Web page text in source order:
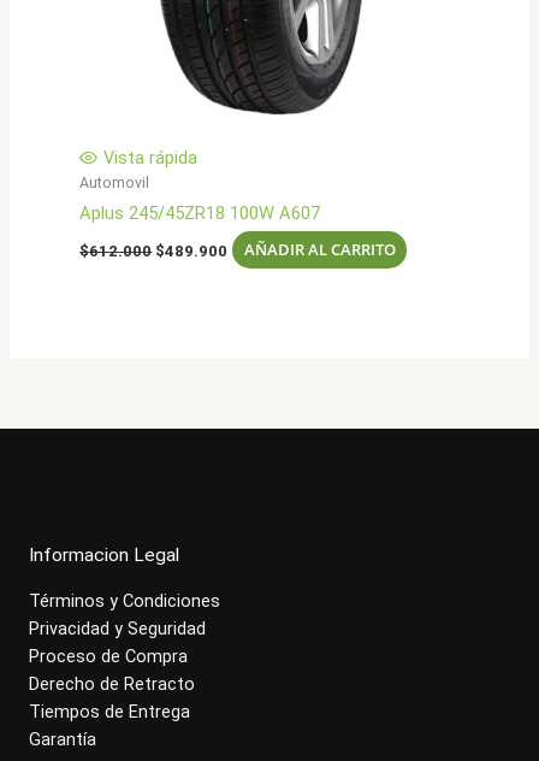
Vista rápida
Automovil
Aplus 245/45ZR18 100W A607
$612.000 El
$489.900 El
precio
AÑADIR AL CARRITO
Informacion Legal
Términos y Condiciones
Privacidad y Seguridad
Proceso de Compra
Derecho de Retracto
Tiempos de Entrega
Garantía